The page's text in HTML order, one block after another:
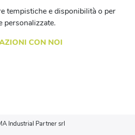
tempistiche e disponibilità o per
personalizzate.
CON NOI
Industrial Partner srl